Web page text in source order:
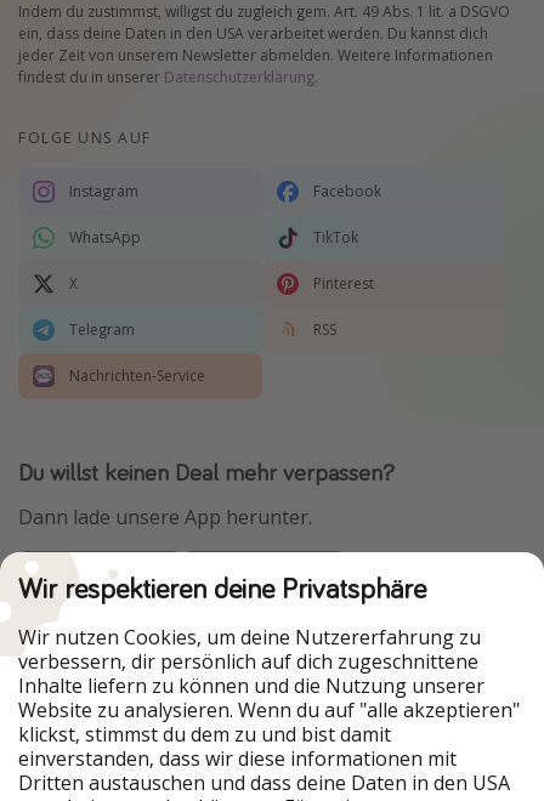
Japan Rundreise
Reisethemen
Alle Reisethemen
Disneyland Paris
Roadtrips
Wochenendtrip
Singlereisen
Strandurlaub
Hotels in Amsterdam
Hotels am Achensee
Weitere Themen
Reise Journal
Familienurlaub in der Türkei
Rundreisen in Thailand
Bahnreisen in der Schweiz
Reisepassfreie Reiseziele
Indem du zustimmst, willigst du zugleich gem. Art. 49 Abs. 1 lit. a DSGVO
ein, dass deine Daten in den USA verarbeitet werden. Du kannst dich
jeder Zeit von unserem Newsletter abmelden. Weitere Informationen
findest du in unserer Datenschutzerklärung.
FOLGE UNS AUF
Instagram Facebook
WhatsApp TikTok
X Pinterest
Telegram RSS
Nachrichten-Service
Du willst keinen Deal mehr verpassen?
Dann lade unsere App herunter.
Urlaubspiraten ist Teil der HolidayPirates Group
Unsere Märkte
PiratinViaggio
HolidayPirates
VakantiePiraten
WakacyjniPiraci
VoyagesPirates
Ferienpiraten
Urlaubspiraten
ViajerosPiratas
Wir respektieren deine Privatsphäre
Wir nutzen Cookies, um deine Nutzererfahrung zu
verbessern, dir persönlich auf dich zugeschnittene
Inhalte liefern zu können und die Nutzung unserer
Website zu analysieren. Wenn du auf "alle akzeptieren"
klickst, stimmst du dem zu und bist damit
einverstanden, dass wir diese informationen mit
Dritten austauschen und dass deine Daten in den USA